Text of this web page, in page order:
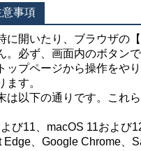
事項
開いたり、ブラウザの
。必ず、画面内のボタン
プページから操作をや
ます。
以下の通りです。これ
び11、macOS 11および
Edge、Google Chrome、